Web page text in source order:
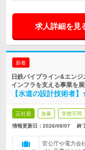
求人詳細を見
新着
日鉄パイプライン&エン
インフラを支える事業を
【水道の設計技術者
正社員 急募 学歴不問
情報更新日：2026/08/07 終
官公庁や電力会